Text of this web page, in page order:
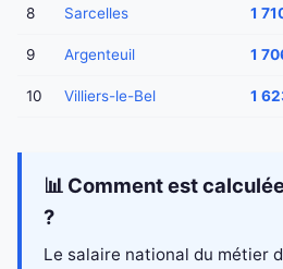
8 Sarcelles 1
9 Argenteuil 1
10 Villiers-le-Bel 1
📊 Comment est
?
Le salaire national du métier